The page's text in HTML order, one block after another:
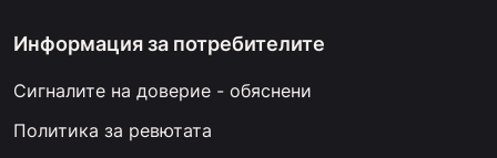
Информация за потребителите
Сигналите на доверие - обяснени
Политика за ревютата